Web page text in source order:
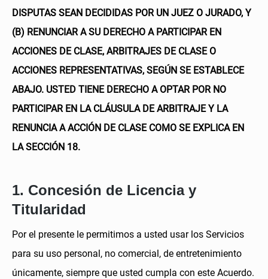
DISPUTAS SEAN DECIDIDAS POR UN JUEZ O JURADO, Y
(B) RENUNCIAR A SU DERECHO A PARTICIPAR EN
ACCIONES DE CLASE, ARBITRAJES DE CLASE O
ACCIONES REPRESENTATIVAS, SEGÚN SE ESTABLECE
ABAJO. USTED TIENE DERECHO A OPTAR POR NO
PARTICIPAR EN LA CLÁUSULA DE ARBITRAJE Y LA
RENUNCIA A ACCIÓN DE CLASE COMO SE EXPLICA EN
LA SECCIÓN 18.
1. Concesión de Licencia y
Titularidad
Por el presente le permitimos a usted usar los Servicios
para su uso personal, no comercial, de entretenimiento
únicamente, siempre que usted cumpla con este Acuerdo.